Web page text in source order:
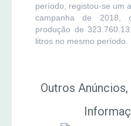
período, registou-se um
campanha de 2018,
produção de
litros no mesmo período.
Outros